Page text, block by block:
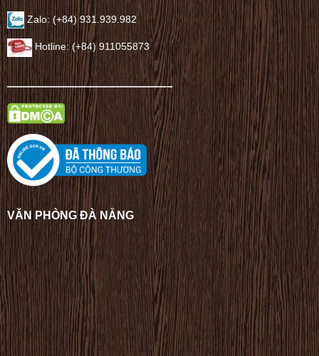
Zalo: (+84) 931.939.982
Hotline: (+84) 911055873
——————————————–
VĂN PHÒNG ĐÀ NẴNG